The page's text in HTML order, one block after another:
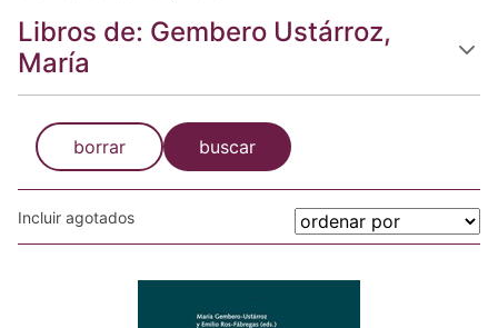
Libros de: Gembero Ustárroz,
María
borrar buscar
Incluir agotados